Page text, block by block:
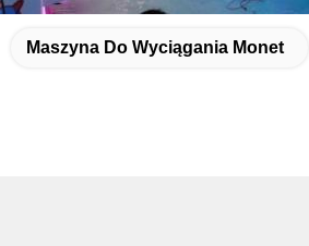
Maszyna Do Wyciągania Monet